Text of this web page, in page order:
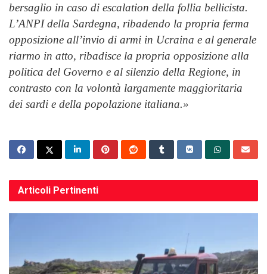
bersaglio in caso di escalation della follia bellicista.
L’ANPI della Sardegna, ribadendo la propria ferma
opposizione all’invio di armi in Ucraina e al generale
riarmo in atto, ribadisce la propria opposizione alla
politica del Governo e al silenzio della Regione, in
contrasto con la volontà largamente maggioritaria
dei sardi e della popolazione italiana.»
Articoli Pertinenti